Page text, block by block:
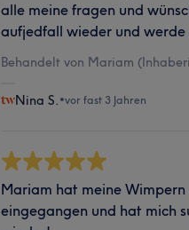
alle meine fragen und
aufjedfall wieder und
Behandelt von Mariam
Nina S. •vor fast 3 Jahren
Mariam hat meine
eingegangen und hat mich